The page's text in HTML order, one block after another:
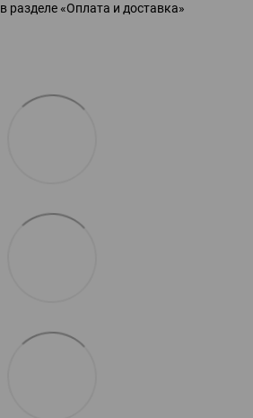
в разделе «Оплата и доставка»